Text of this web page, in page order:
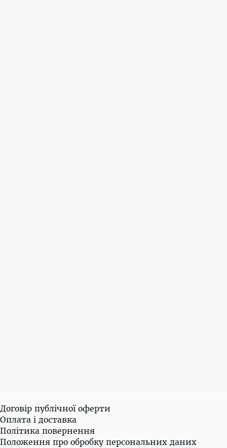
Договір публічної оферти
Оплата і доставка
Політика повернення
Положення про обробку персональних даних